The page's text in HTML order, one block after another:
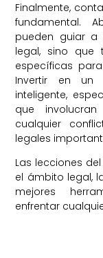
Finalmente,
fundamental.
pueden guiar
legal, sino que
específicas
Invertir en un
inteligente,
que
cualquier
legales
Las lecciones
el ámbito legal,
mejores
enfrentar